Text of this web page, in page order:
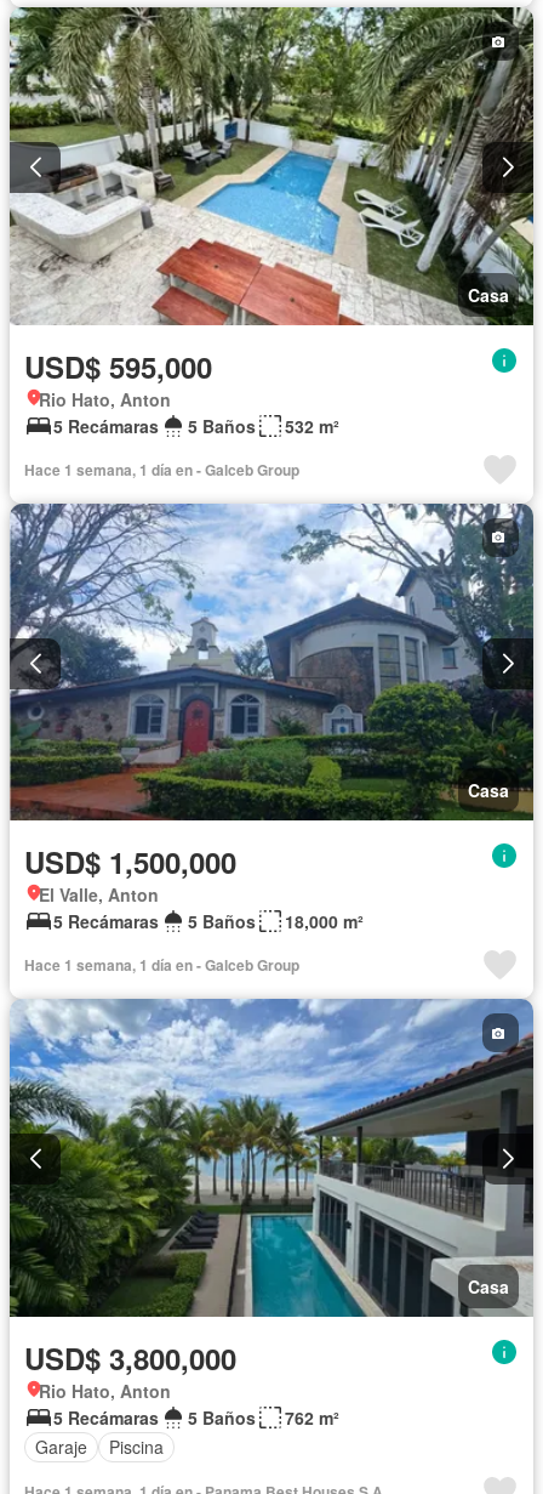
Casa
USD$ 595,000
Rio Hato, Anton
5 Recámaras
5 Baños 532 m²
Hace 1 semana, 1 día en - Galceb Group
Casa
USD$ 1,500,000
El Valle, Anton
5 Recámaras
5 Baños 18,000 m²
Hace 1 semana, 1 día en - Galceb Group
Casa
USD$ 3,800,000
Rio Hato, Anton
5 Recámaras
5 Baños
762 m²
Garaje
Piscina